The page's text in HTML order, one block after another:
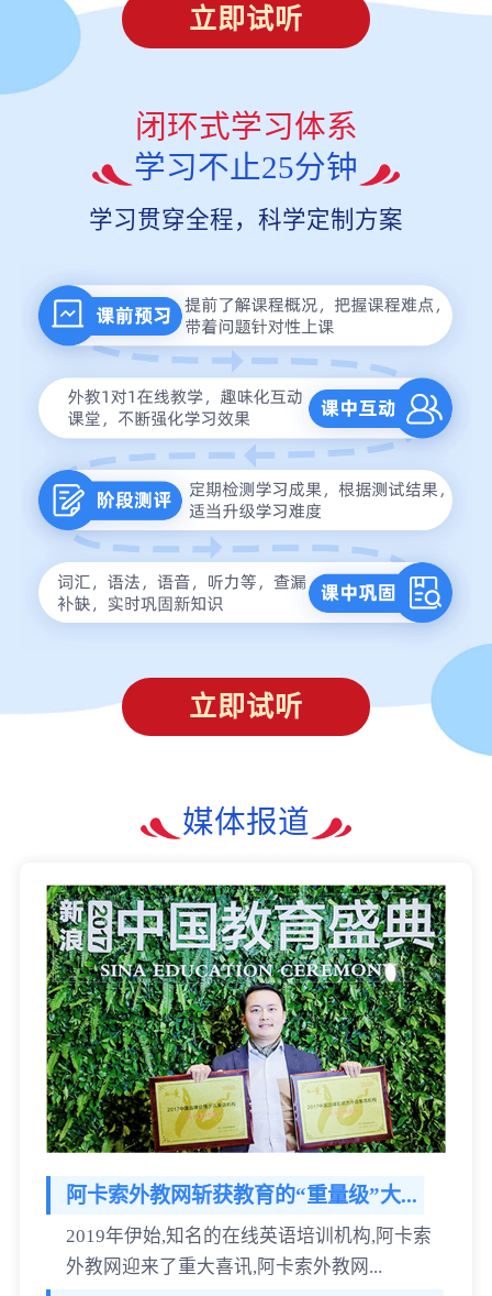
立即试听
闭环式学习体系
学习不止25分钟
学习贯穿全程，科学定制方案
立即试听
媒体报道
阿卡索外教网斩获教育的“重量级”大...
2019年伊始,知名的在线英语培训机构,阿卡索
外教网迎来了重大喜讯,阿卡索外教网...